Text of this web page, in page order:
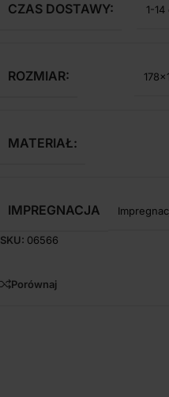
CZAS DOSTAWY: 1-
ROZMIAR:
MATERIAŁ:
IMPREGNACJA
SKU: 06566
Porównaj